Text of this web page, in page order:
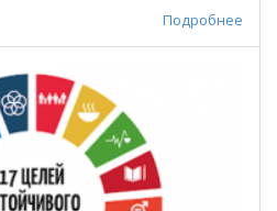
Подробнее